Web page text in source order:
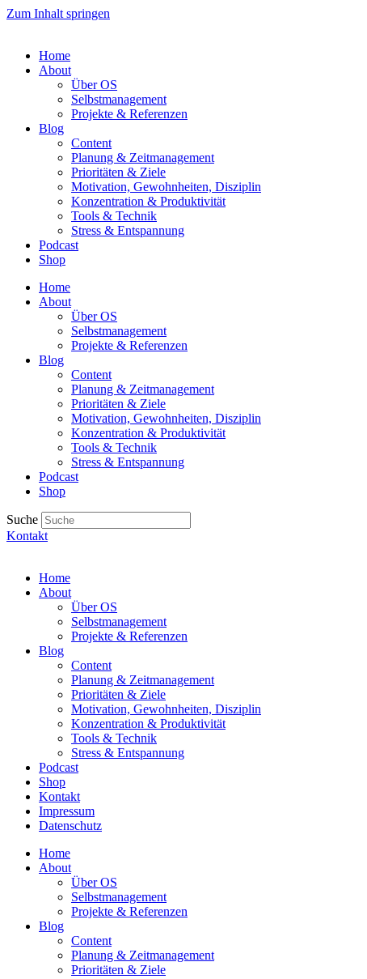
Zum Inhalt springen
Home
About
Über OS
Selbstmanagement
Projekte & Referenzen
Blog
Content
Planung & Zeitmanagement
Prioritäten & Ziele
Motivation, Gewohnheiten, Disziplin
Konzentration & Produktivität
Tools & Technik
Stress & Entspannung
Podcast
Shop
Home
About
Über OS
Selbstmanagement
Projekte & Referenzen
Blog
Content
Planung & Zeitmanagement
Prioritäten & Ziele
Motivation, Gewohnheiten, Disziplin
Konzentration & Produktivität
Tools & Technik
Stress & Entspannung
Podcast
Shop
Suche
Kontakt
Home
About
Über OS
Selbstmanagement
Projekte & Referenzen
Blog
Content
Planung & Zeitmanagement
Prioritäten & Ziele
Motivation, Gewohnheiten, Disziplin
Konzentration & Produktivität
Tools & Technik
Stress & Entspannung
Podcast
Shop
Kontakt
Impressum
Datenschutz
Home
About
Über OS
Selbstmanagement
Projekte & Referenzen
Blog
Content
Planung & Zeitmanagement
Prioritäten & Ziele